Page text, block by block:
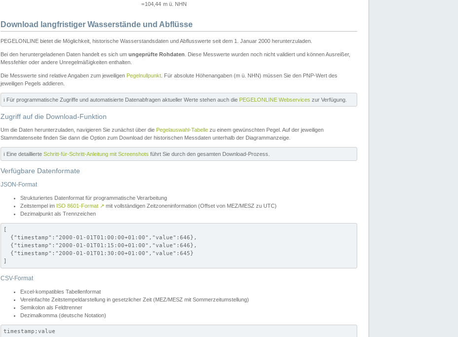
=104,44 m ü. NHN
Download langfristiger Wasserstände und Abflüsse
PEGELONLINE bietet die Möglichkeit, historische Wasserstandsdaten und Abflusswerte seit dem 1. Januar 2000 herunterzuladen.
Bei den heruntergeladenen Daten handelt es sich um ungeprüfte Rohdaten . Diese Messwerte wurden noch nicht validiert und können Ausreißer,
Messfehler oder andere Unregelmäßigkeiten enthalten.
Die Messwerte sind relative Angaben zum jeweiligen Pegelnullpunkt . Für absolute Höhenangaben (m ü. NHN) müssen Sie den PNP-Wert des
jeweiligen Pegels addieren.
ℹ️ Für programmatische Zugriffe und automatisierte Datenabfragen aktueller Werte stehen auch die PEGELONLINE Webservices zur Verfügung.
Zugriff auf die Download-Funktion
Um die Daten herunterzuladen, navigieren Sie zunächst über die Pegelauswahl-Tabelle zu einem gewünschten Pegel. Auf der jeweiligen
Stammdatenseite finden Sie dann die Option zum Download der historischen Messdaten unterhalb der Diagrammanzeige.
ℹ️ Eine detaillierte Schritt-für-Schritt-Anleitung mit Screenshots führt Sie durch den gesamten Download-Prozess.
Verfügbare Datenformate
JSON-Format
Strukturiertes Datenformat für programmatische Verarbeitung
Zeitstempel im ISO 8601-Format ↗ mit vollständigen Zeitzoneninformation (Offset von MEZ/MESZ zu UTC)
Dezimalpunkt als Trennzeichen
[
  {"timestamp":"2000-01-01T01:00:00+01:00","value":646},
  {"timestamp":"2000-01-01T01:15:00+01:00","value":646},
  {"timestamp":"2000-01-01T01:30:00+01:00","value":645}
]
CSV-Format
Excel-kompatibles Tabellenformat
Vereinfachte Zeitstempeldarstellung in gesetzlicher Zeit (MEZ/MESZ mit Sommerzeitumstellung)
Semikolon als Feldtrenner
Dezimalkomma (deutsche Notation)
timestamp;value